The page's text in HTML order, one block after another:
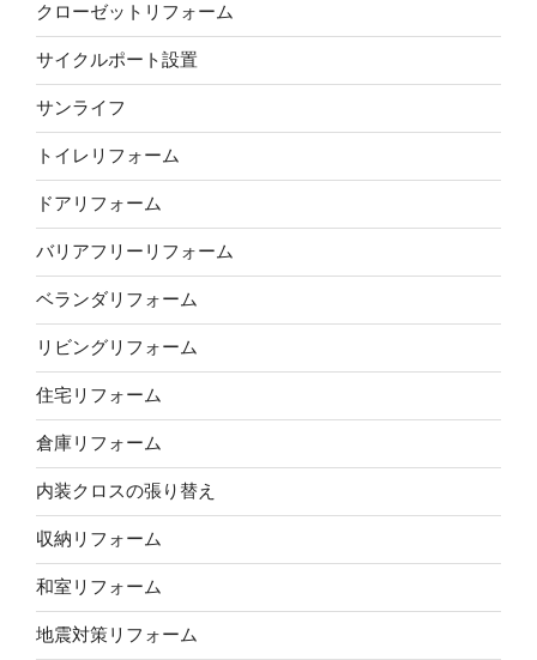
クローゼットリフォーム
サイクルポート設置
サンライフ
トイレリフォーム
ドアリフォーム
バリアフリーリフォーム
ベランダリフォーム
リビングリフォーム
住宅リフォーム
倉庫リフォーム
内装クロスの張り替え
収納リフォーム
和室リフォーム
地震対策リフォーム